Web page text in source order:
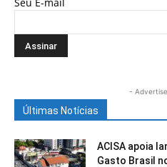
-
Últimas Notícias
ACISA apoia
Gasto Brasil